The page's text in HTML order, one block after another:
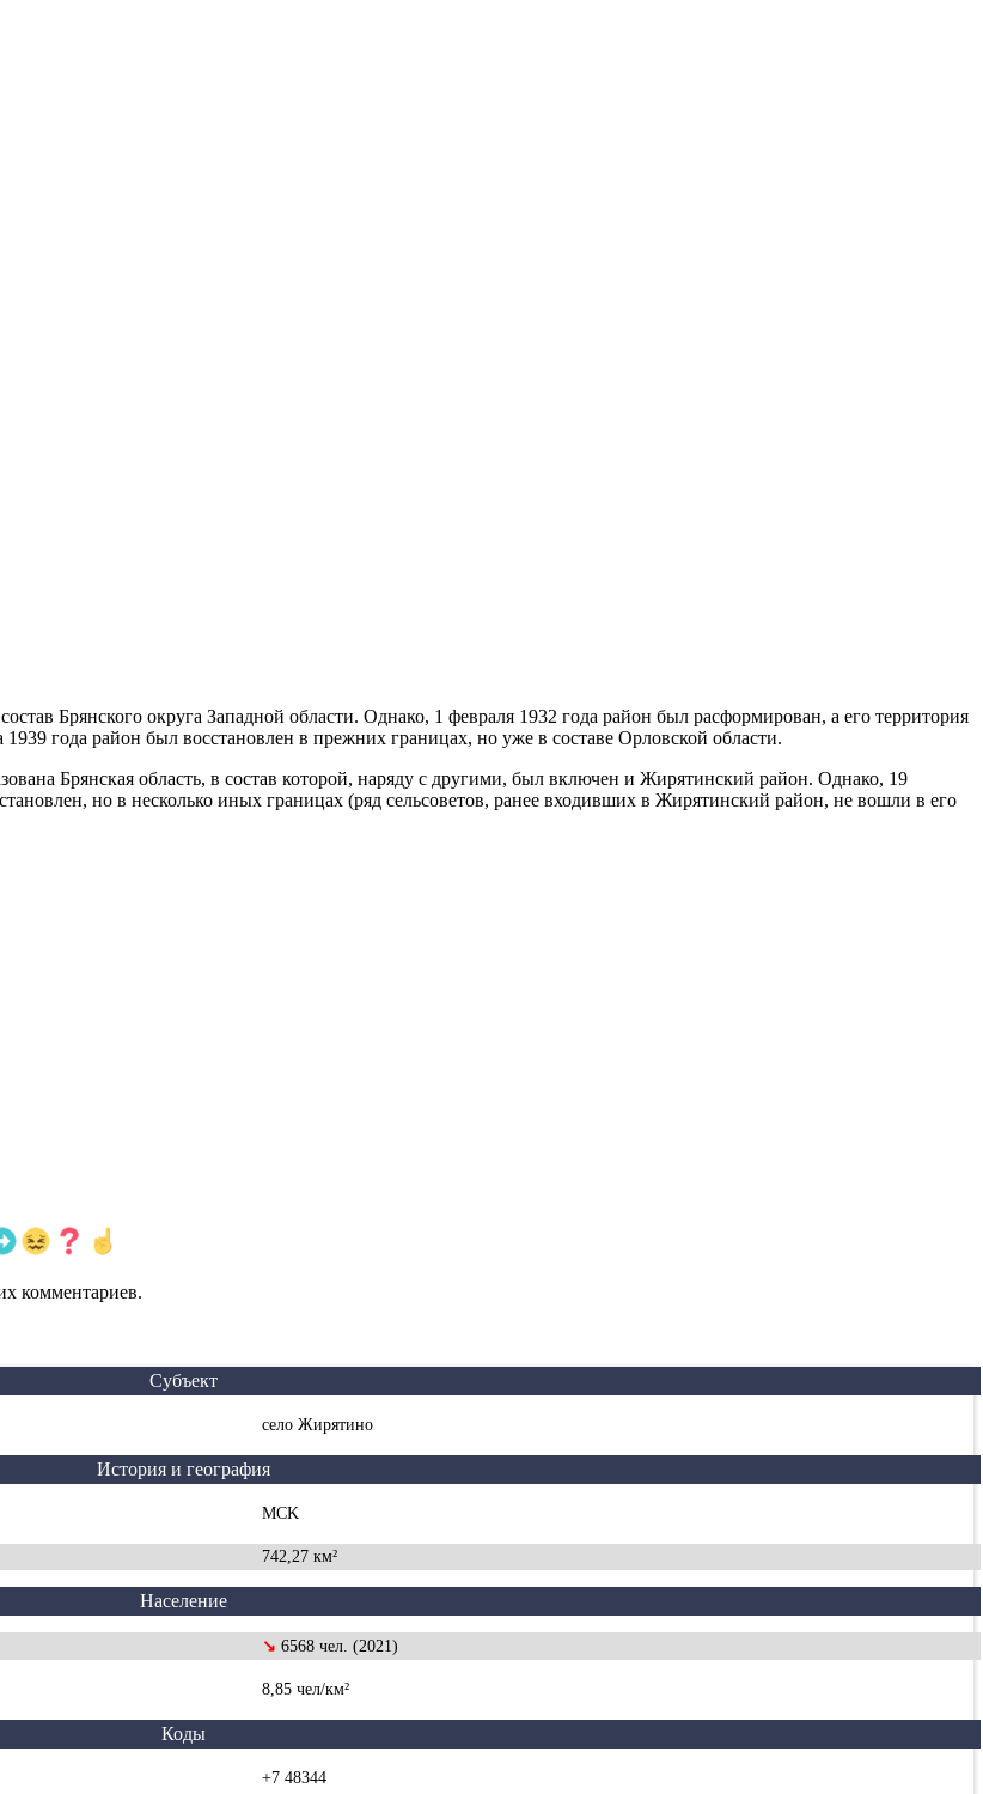
Брянского округа Западной области. Однако, 1 февраля 1932 года район был расформирован, а его территория
года район был восстановлен в прежних границах, но уже в составе Орловской области.
Брянская область, в состав которой, наряду с другими, был включен и Жирятинский район. Однако, 19
но в несколько иных границах (ряд сельсоветов, ранее входивших в Жирятинский район, не вошли в его
комментариев.
Субъект
село Жирятино
История и география
MCK
742,27 км²
Население
↘6568 чел. (2021)
8,85 чел/км²
Коды
+7 48344